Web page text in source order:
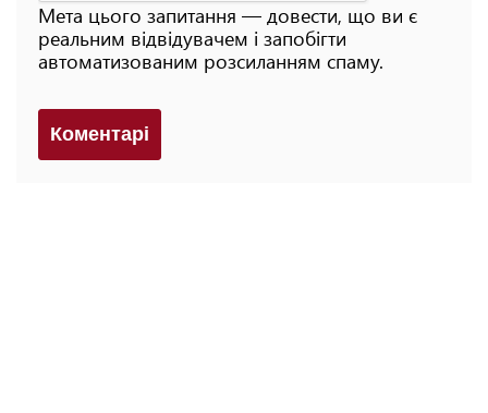
Мета цього запитання — довести, що ви є
реальним відвідувачем і запобігти
автоматизованим розсиланням спаму.
Коментарi